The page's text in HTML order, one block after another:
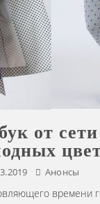
от
Анонсы
времени